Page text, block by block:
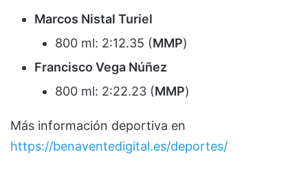
Marcos Nistal Turiel
800 ml: 2:12.35 (MMP)
Francisco Vega Núñez
800 ml: 2:22.23 (MMP)
Más información deportiva en
https://benaventedigital.es/deportes/